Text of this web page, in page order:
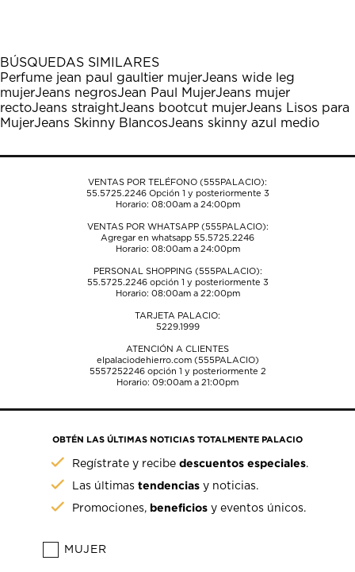
1
estrella
Esta
acción
abrirá
el
de
estrellas.
Esta
acción
abrirá
el
de
estrellas.
Esta
acción
abrirá
el
de
estrellas.
Esta
acción
abrirá
el
de
estrellas.
Esta
acción
abrirá
el
de
BÚSQUEDAS SIMILARES
Perfume jean paul gaultier mujerJeans wide leg
mujerJeans negrosJean Paul MujerJeans mujer
rectoJeans straightJeans bootcut mujerJeans Lisos para
MujerJeans Skinny BlancosJeans skinny azul medio
VENTAS POR TELÉFONO (555PALACIO):
55.5725.2246Opción 1 y posteriormente 3
Horario: 08:00am a 24:00pm
VENTAS POR WHATSAPP (555PALACIO):
Agregar en whatsapp 55.5725.2246
Horario: 08:00am a 24:00pm
PERSONAL SHOPPING (555PALACIO):
55.5725.2246opción 1 y posteriormente 3
Horario: 08:00am a 22:00pm
TARJETA PALACIO:
5229.1999
ATENCIÓN A CLIENTES
elpalaciodehierro.com (555PALACIO)
5557252246opción 1 y posteriormente 2
Horario: 09:00am a 21:00pm
OBTÉN LAS ÚLTIMAS NOTICIAS TOTALMENTE PALACIO
Regístrate y recibedescuentos especiales.
Las últimastendencias y noticias.
Promociones, beneficios y eventos únicos.
MUJER